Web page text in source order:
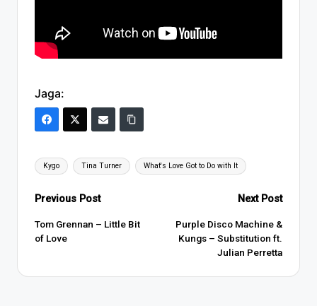
Jaga:
Tags:
Kygo Tina Turner What's Love Got to Do with It
Post
navigation
Previous Post
Tom Grennan – Little Bit
of Love
Next Post
Purple Disco Machine &
Kungs – Substitution ft.
Julian Perretta